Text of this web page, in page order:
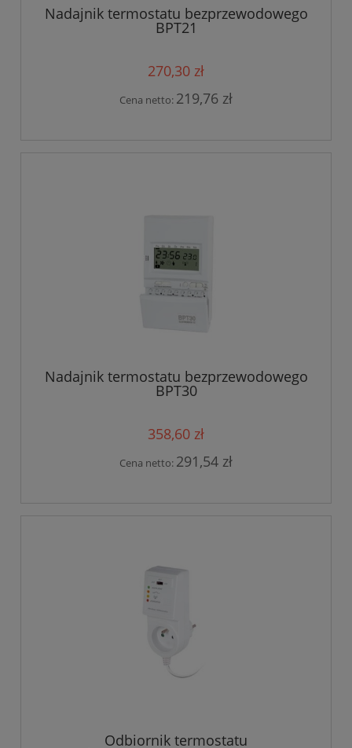
Nadajnik termostatu bezprzewodowego
BPT21
270,30 zł
Cena netto: 219,76 zł
Nadajnik termostatu bezprzewodowego
BPT30
358,60 zł
Cena netto: 291,54 zł
Odbiornik termostatu